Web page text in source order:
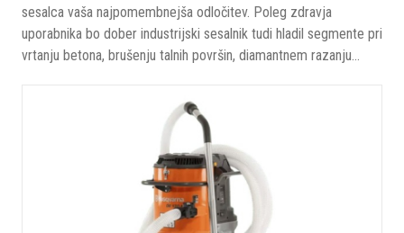
sesalca vaša najpomembnejša odločitev. Poleg zdravja
uporabnika bo dober industrijski sesalnik tudi hladil segmente pri
vrtanju betona, brušenju talnih površin, diamantnem razanju...